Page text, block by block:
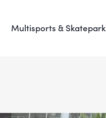
Multisports & Skatepark